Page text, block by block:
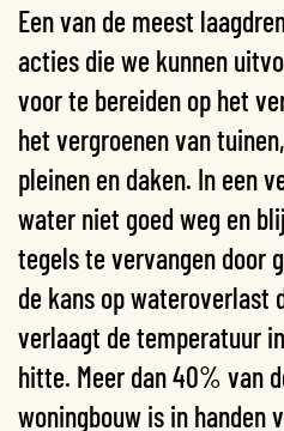
Een van de meest
acties die we kunnen
voor te bereiden op het
het vergroenen van
pleinen en daken. In een
water niet goed weg en
tegels te vervangen door
de kans op wateroverlast
verlaagt de temperatuur
hitte. Meer dan 40% van
woningbouw is in handen